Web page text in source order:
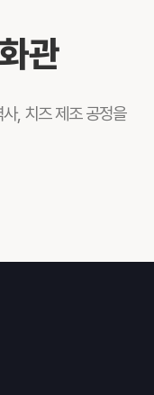
관
, 치즈 제조 공정을